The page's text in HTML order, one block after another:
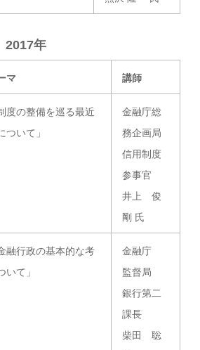
年
マ 講師
度の整備を巡る最近
ついて」
金融庁総
務企画局
信用制度
参事官
井上 俊
剛 氏
融行政の基本的な考
いて」
金融庁
監督局
銀行第二
課長
柴田 聡